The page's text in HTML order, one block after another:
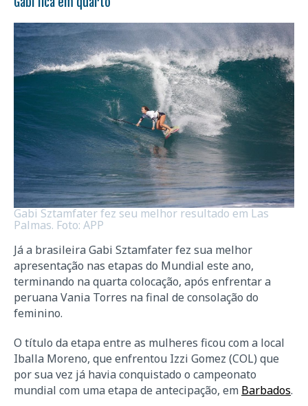
Gabi Sztamfater fez seu melhor resultado em Las
Palmas. Foto: APP
Já a brasileira Gabi Sztamfater fez sua melhor
apresentação nas etapas do Mundial este ano,
terminando na quarta colocação, após enfrentar a
peruana Vania Torres na final de consolação do
feminino.
O título da etapa entre as mulheres ficou com a local
Iballa Moreno, que enfrentou Izzi Gomez (COL) que
por sua vez já havia conquistado o campeonato
mundial com uma etapa de antecipação, em Barbados.